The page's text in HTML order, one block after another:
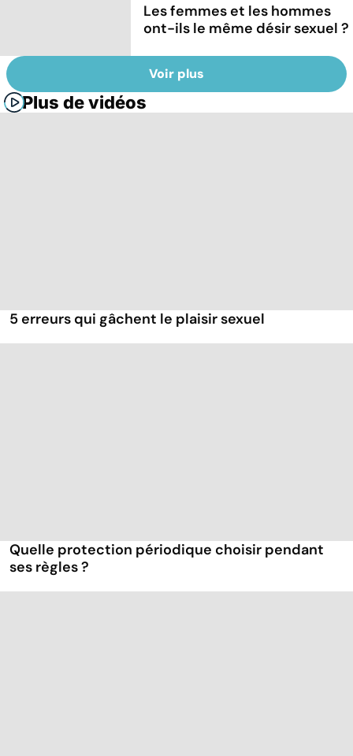
Les femmes et les hommes
ont-ils le même désir sexuel ?
Voir plus
Plus de vidéos
5 erreurs qui gâchent le plaisir sexuel
Quelle protection périodique choisir pendant
ses règles ?